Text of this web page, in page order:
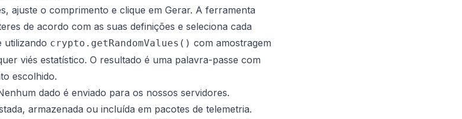
ajuste o comprimento e clique em Gerar. A ferramenta
de acordo com as suas definições e seleciona cada
utilizando crypto.getRandomValues() com amostragem
viés estatístico. O resultado é uma palavra-passe com
escolhido.
dado é enviado para os nossos servidores.
armazenada ou incluída em pacotes de telemetria.